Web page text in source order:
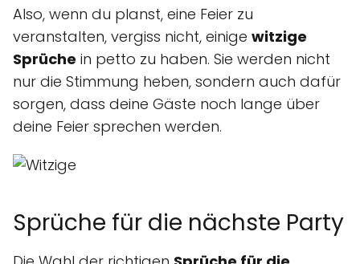
Also, wenn du planst, eine Feier zu
veranstalten, vergiss nicht, einige witzige
Sprüche in petto zu haben. Sie werden nicht
nur die Stimmung heben, sondern auch dafür
sorgen, dass deine Gäste noch lange über
deine Feier sprechen werden.
Sprüche für die nächste Party